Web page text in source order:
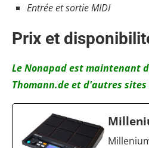
Entrée et sortie MIDI
Prix et
Le Nonapad est maintenant
Thomann.de et d'autres sites